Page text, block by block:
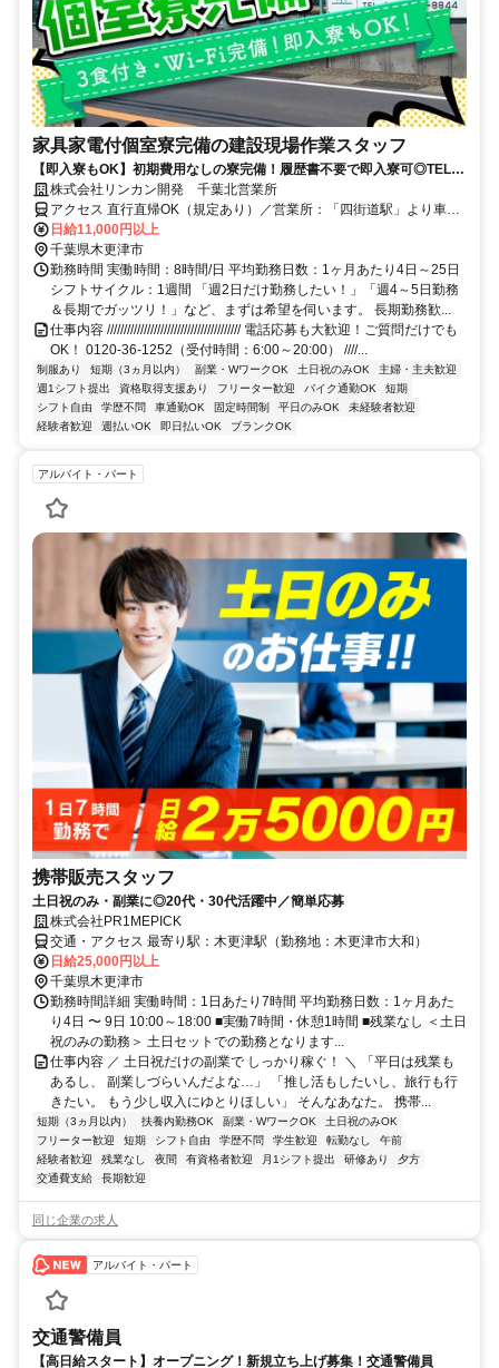
家具家電付個室寮完備の建設現場作業スタッフ
【即入寮もOK】初期費用なしの寮完備！履歴書不要で即入寮可◎TEL：
0120-36-1252
株式会社リンカン開発 千葉北営業所
アクセス 直行直帰OK（規定あり）／営業所：「四街道駅」より車で
10分
日給11,000円以上
千葉県木更津市
勤務時間 実働時間：8時間/日 平均勤務日数：1ヶ月あたり4日～25日
シフトサイクル：1週間 「週2日だけ勤務したい！」「週4～5日勤務
＆長期でガッツリ！」など、まずは希望を伺います。 長期勤務歓...
仕事内容 //////////////////////////////////////// 電話応募も大歓迎！ご質問だけでも
OK！ 0120-36-1252（受付時間：6:00～20:00） ////...
制服あり 短期（3ヵ月以内） 副業・WワークOK 土日祝のみOK
主婦・主夫歓迎
週1シフト提出
資格取得支援あり フリーター歓迎 バイク通勤OK
短期
シフト自由
学歴不問 車通勤OK 固定時間制 平日のみOK
未経験者歓迎
経験者歓迎
週払いOK 即日払いOK ブランクOK
アルバイト・パート
携帯販売スタッフ
土日祝のみ・副業に◎20代・30代活躍中／簡単応募
株式会社PR1MEPICK
交通・アクセス 最寄り駅：木更津駅（勤務地：木更津市大和）
日給25,000円以上
千葉県木更津市
勤務時間詳細 実働時間：1日あたり7時間 平均勤務日数：1ヶ月あた
り4日 〜 9日 10:00～18:00 ■実働7時間・休憩1時間 ■残業なし ＜土日
祝のみの勤務＞ 土日セットでの勤務となります...
仕事内容 ／ 土日祝だけの副業で しっかり稼ぐ！ ＼ 「平日は残業も
あるし、 副業しづらいんだよな…」 「推し活もしたいし、旅行も行
きたい。 もう少し収入にゆとりほしい」 そんなあなた。 携帯...
短期（3ヵ月以内） 扶養内勤務OK 副業・WワークOK
土日祝のみOK
フリーター歓迎
短期 シフト自由 学歴不問 学生歓迎 転勤なし
午前
経験者歓迎
残業なし 夜間 有資格者歓迎 月1シフト提出 研修あり
夕方
交通費支給
長期歓迎
同じ企業の求人
アルバイト・パート
交通警備員
【高日給スタート】オープニング！新規立ち上げ募集！交通警備員